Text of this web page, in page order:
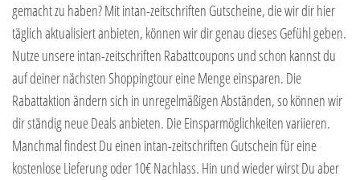
gemacht zu haben? Mit intan-zeitschriften Gutscheine, die wir dir hier
täglich aktualisiert anbieten, können wir dir genau dieses Gefühl geben.
Nutze unsere intan-zeitschriften Rabattcoupons und schon kannst du
auf deiner nächsten Shoppingtour eine Menge einsparen. Die
Rabattaktion ändern sich in unregelmäßigen Abständen, so können wir
dir ständig neue Deals anbieten. Die Einsparmöglichkeiten variieren.
Manchmal findest Du einen intan-zeitschriften Gutschein für eine
kostenlose Lieferung oder 10€ Nachlass. Hin und wieder wirst Du aber